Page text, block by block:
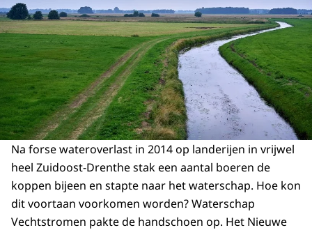
Na forse wateroverlast in 2014 op landerijen in vrijwel
heel Zuidoost-Drenthe stak een aantal boeren de
koppen bijeen en stapte naar het waterschap. Hoe kon
dit voortaan voorkomen worden? Waterschap
Vechtstromen pakte de handschoen op. Het Nieuwe